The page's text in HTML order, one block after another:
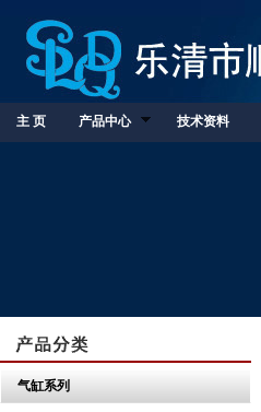
主 页 产品中心 技术资料
气缸系列